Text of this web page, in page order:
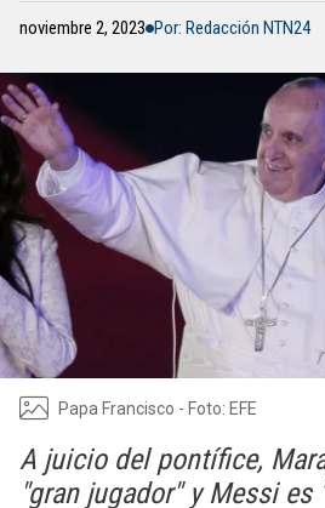
noviembre 2, 2023 Por: Redacción NTN24
Papa Francisco - Foto: EFE
A juicio del pontífice,
"gran jugador" y Messi es